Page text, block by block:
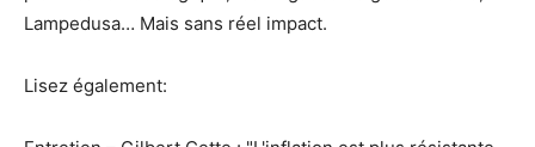
Lampedusa… Mais sans réel impact.
Lisez également: